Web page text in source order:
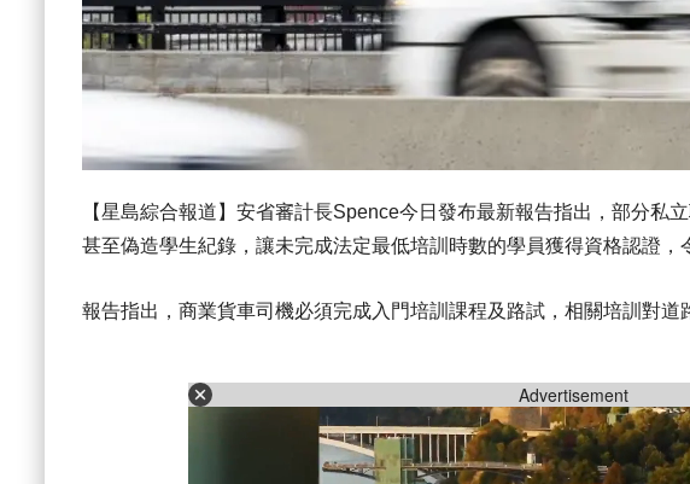
【星島綜合報道】安省審計長Spence今日發布最新報告指出，部分私
甚至偽造學生紀錄，讓未完成法定最低培訓時數的學員獲得資格認證，
報告指出，商業貨車司機必須完成入門培訓課程及路試，相關培訓對道
Advertisement